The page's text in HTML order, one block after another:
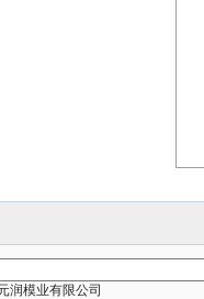
润模业有限公司